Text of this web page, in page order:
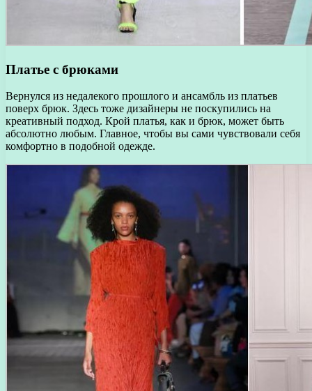
Платье с брюками
Вернулся из недалекого прошлого и ансамбль из платьев
поверх брюк. Здесь тоже дизайнеры не поскупились на
креативный подход. Крой платья, как и брюк, может быть
абсолютно любым. Главное, чтобы вы сами чувствовали себя
комфортно в подобной одежде.